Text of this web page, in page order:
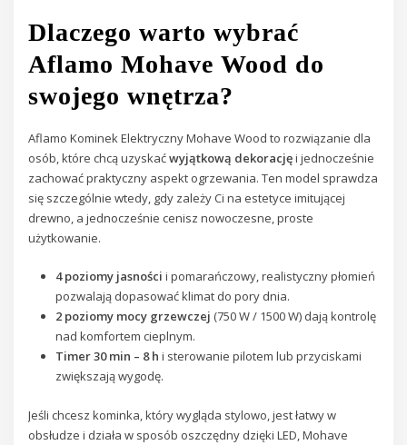
Dlaczego warto wybrać
Aflamo Mohave Wood do
swojego wnętrza?
Aflamo Kominek Elektryczny Mohave Wood to rozwiązanie dla
osób, które chcą uzyskaćwyjątkową dekoracjęi jednocześnie
zachować praktyczny aspekt ogrzewania. Ten model sprawdza
się szczególnie wtedy, gdy zależy Ci na estetyce imitującej
drewno, a jednocześnie cenisz nowoczesne, proste
użytkowanie.
4 poziomy jasności i pomarańczowy, realistyczny płomień
pozwalają dopasować klimat do pory dnia.
2 poziomy mocy grzewczej (750 W / 1500 W) dają kontrolę
nad komfortem cieplnym.
Timer 30 min – 8 h i sterowanie pilotem lub przyciskami
zwiększają wygodę.
Jeśli chcesz kominka, który wygląda stylowo, jest łatwy w
obsłudze i działa w sposób oszczędny dzięki LED, Mohave